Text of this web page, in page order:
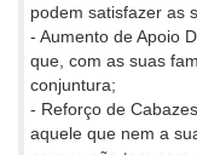
podem satisfazer as
- Aumento de Apoio
que, com as suas
conjuntura;
- Reforço de
aquele que nem a